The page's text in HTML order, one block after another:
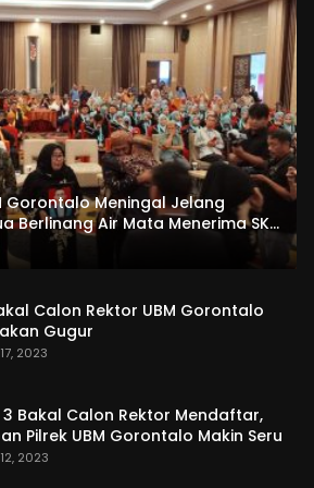
Gorontalo Meningal Jelang
Berlinang Air Mata Menerima SKL
Salempang
Calon Rektor UBM Gorontalo
Gugur
2023
3 Bakal Calon Rektor Mendaftar,
Pilrek UBM Gorontalo Makin Seru
2023